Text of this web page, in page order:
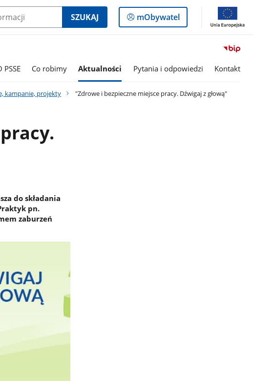
SZUKAJ
Logowanie
do
mObywatel
PSSE Co robimy Aktualności Pytania i odpowiedzi Kontakt
kampanie, projekty "Zdrowe i bezpieczne miejsce pracy. Dźwigaj z głową"
do składania
pn.
zaburzeń